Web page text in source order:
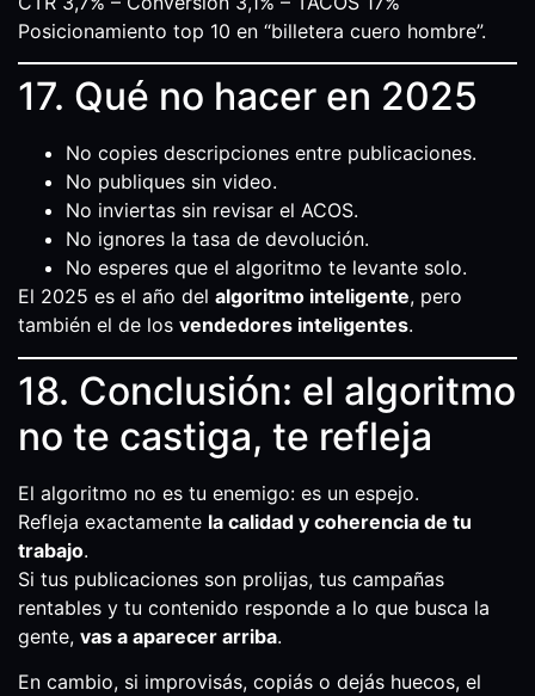
Posicionamiento top 10 en “billetera cuero hombre”.
17. Qué no hacer en 2025
No copies descripciones entre publicaciones.
No publiques sin video.
No inviertas sin revisar el ACOS.
No ignores la tasa de devolución.
No esperes que el algoritmo te levante solo.
El 2025 es el año del algoritmo inteligente, pero
también el de los vendedores inteligentes.
18. Conclusión: el algoritmo
no te castiga, te refleja
El algoritmo no es tu enemigo: es un espejo.
Refleja exactamente la calidad y coherencia de tu
trabajo.
Si tus publicaciones son prolijas, tus campañas
rentables y tu contenido responde a lo que busca la
gente, vas a aparecer arriba.
En cambio, si improvisás, copiás o dejás huecos, el